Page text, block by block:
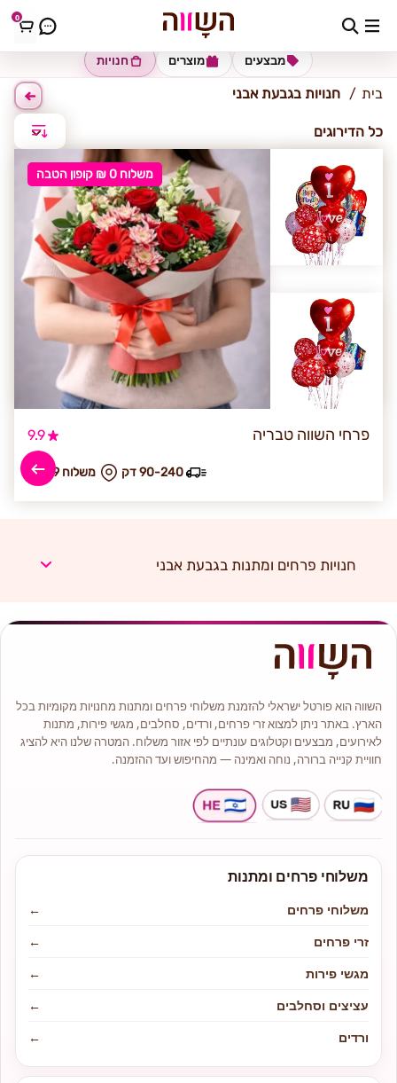
0 גבעת אבני
חנויות מוצרים מבצעים
בית חנויות בגבעת אבני
כל הדירוגים
משלוח 0 ₪ קופון הטבה
פרחי השווה טבריה 9.9
₪ משלוח 59 90-240 דק
חנויות פרחים ומתנות בגבעת אבני
השווה הוא פורטל ישראלי להזמנת משלוחי פרחים ומתנות מחנויות מקומיות בכל
הארץ. באתר ניתן למצוא זרי פרחים, ורדים, סחלבים, מגשי פירות, מתנות
לאירועים, מבצעים וקטלוגים עונתיים לפי אזור משלוח. המטרה שלנו היא להציג
חוויית קנייה ברורה, נוחה ואמינה — מהחיפוש ועד ההזמנה.
משלוחי פרחים ומתנות
משלוחי פרחים
←
זרי פרחים
←
מגשי פירות
←
עציצים וסחלבים
←
ורדים
←